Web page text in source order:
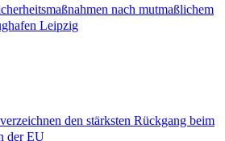
nach mutmaßlichem
Leipzig
den stärksten Rückgang beim
der EU